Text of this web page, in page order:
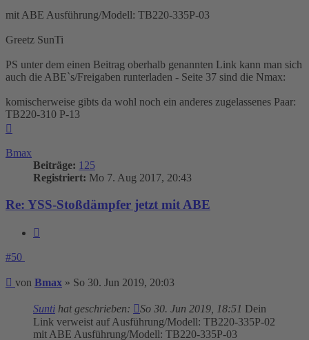
mit ABE Ausführung/Modell: TB220-335P-03
Greetz SunTi
PS unter dem einen Beitrag oberhalb genannten Link kann man sich
auch die ABE`s/Freigaben runterladen - Seite 37 sind die Nmax:
komischerweise gibts da wohl noch ein anderes zugelassenes Paar:
TB220-310 P-13
Bmax
Beiträge: 125
Registriert: Mo 7. Aug 2017, 20:43
Re: YSS-Stoßdämpfer jetzt mit ABE
#50
Beitrag
von Bmax » So 30. Jun 2019, 20:03
Sunti hat geschrieben: So 30. Jun 2019, 18:51 Dein
Link verweist auf Ausführung/Modell: TB220-335P-02
mit ABE Ausführung/Modell: TB220-335P-03